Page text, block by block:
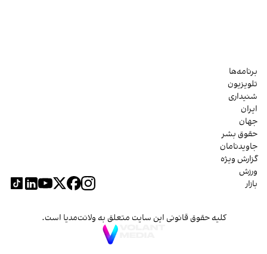
برنامه‌ها
تلویزیون
شنیداری
ایران
جهان
حقوق بشر
جاویدنامان
گزارش ویژه
ورزش
بازار
کلیه حقوق قانونی این سایت متعلق به ولانت‌مدیا است.